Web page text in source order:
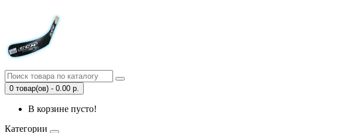
0 товар(ов) - 0.00 р.
В корзине пусто!
Категории